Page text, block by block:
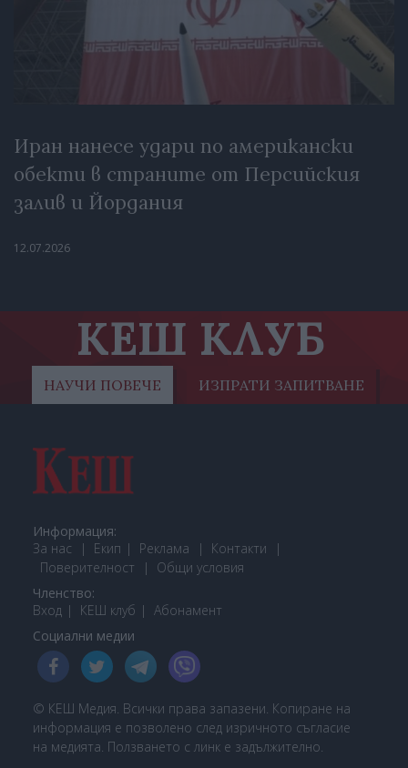
Иран нанесе удари по американски
обекти в страните от Персийския
залив и Йордания
12.07.2026
КЕШ КЛУБ
НАУЧИ ПОВЕЧЕ ИЗПРАТИ ЗАПИТВАНЕ
Информация:
За нас
Екип Реклама
Контакти
Поверителност
Общи условия
Членство:
Вход
КЕШ клуб Абонамент
Социални медии
© КЕШ Медия. Всички права запазени. Копиране на
информация е позволено след изричното съгласие
на медията. Ползването с линк е задължително.